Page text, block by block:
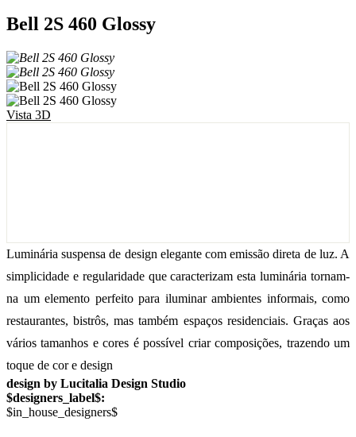
Bell 2S 460 Glossy
Vista 3D
Luminária suspensa de design elegante com emissão direta de luz. A
simplicidade e regularidade que caracterizam esta luminária tornam-
na um elemento perfeito para iluminar ambientes informais, como
restaurantes, bistrôs, mas também espaços residenciais. Graças aos
vários tamanhos e cores é possível criar composições, trazendo um
toque de cor e design
design by Lucitalia Design Studio
$designers_label$:
$in_house_designers$